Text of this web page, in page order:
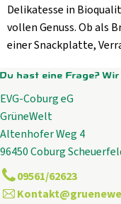
Delikatesse in
vollen Genuss. Ob als
einer Snackplatte,
Du hast eine Frage?
EVG-Coburg eG
GrüneWelt
Altenhofer Weg 4
96450 Coburg
09561/62623